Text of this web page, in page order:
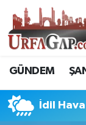
GÜNDEM
İdil
Nöbetçi
Hava
Namaz